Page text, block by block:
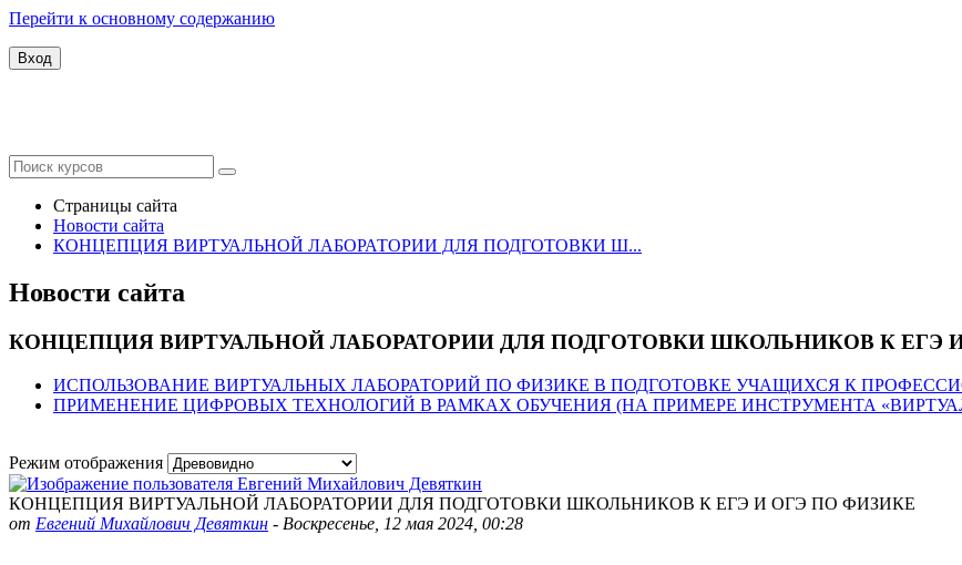
Перейти к основному содержанию
Вход
Страницы сайта
Новости сайта
КОНЦЕПЦИЯ ВИРТУАЛЬНОЙ ЛАБОРАТОРИИ ДЛЯ ПОДГОТОВКИ Ш...
Новости сайта
КОНЦЕПЦИЯ ВИРТУАЛЬНОЙ ЛАБОРАТОРИИ ДЛЯ ПОДГОТОВКИ ШКОЛЬНИКОВ К ЕГЭ
ИСПОЛЬЗОВАНИЕ ВИРТУАЛЬНЫХ ЛАБОРАТОРИЙ ПО ФИЗИКЕ В ПОДГОТОВКЕ УЧАЩИХСЯ К
ПРИМЕНЕНИЕ ЦИФРОВЫХ ТЕХНОЛОГИЙ В РАМКАХ ОБУЧЕНИЯ (НА ПРИМЕРЕ ИНСТРУМЕНТА
Режим отображения
КОНЦЕПЦИЯ ВИРТУАЛЬНОЙ ЛАБОРАТОРИИ ДЛЯ ПОДГОТОВКИ ШКОЛЬНИКОВ К ЕГЭ И ОГЭ ПО ФИЗИКЕ
от Евгений Михайлович Девяткин - Воскресенье, 12 мая 2024, 00:28